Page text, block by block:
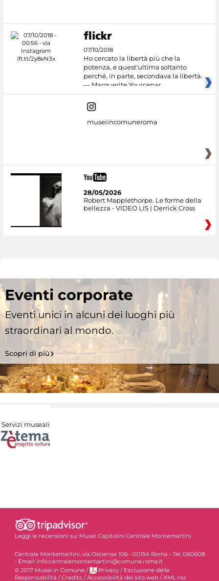
07/10/2018
Ho cercato la libertà più che la
potenza, e quest'ultima soltanto
perché, in parte, secondava la libertà.
— Marguerite Yourcenar
museiincomuneroma
28/05/2026
Robert Mapplethorpe. Le forme della
bellezza - VIDEO LIS | Derrick Cross
Eventi corporate
Eventi unici in alcuni dei luoghi più
straordinari al mondo.
Scopri di più
Servizi museali
Leggi le recensioni su: Musei Capitolini Centrale Montemartini
Centrale Montemartini, via Ostiense 106 - 00154 Roma - Tel. 060608
- Email: info.centralemontemartini@comune.roma.it
© 2017 Musei in Comune / Privacy / Esclusione delle
Responsabilità / Credits / Accessibilità del sito web / XML-rss